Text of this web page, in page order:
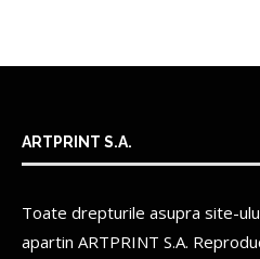
ARTPRINT S.A.
Toate drepturile asupra site-
apartin ARTPRINT S.A.